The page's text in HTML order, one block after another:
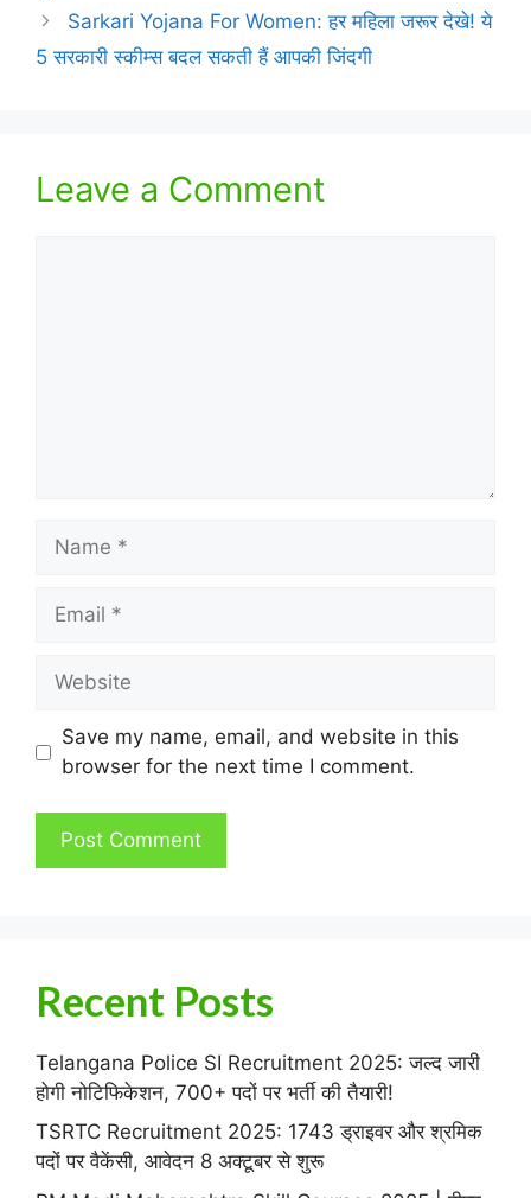
Sarkari Yojana For Women: हर महिला जरूर देखे! ये
5 सरकारी स्कीम्स बदल सकती हैं आपकी जिंदगी
Leave a Comment
Name
Email
Website
Save my name, email, and website in this
browser for the next time I comment.
Recent Posts
Telangana Police SI Recruitment 2025: जल्द जारी
होगी नोटिफिकेशन, 700+ पदों पर भर्ती की तैयारी!
TSRTC Recruitment 2025: 1743 ड्राइवर और श्रमिक
पदों पर वैकेंसी, आवेदन 8 अक्टूबर से शुरू